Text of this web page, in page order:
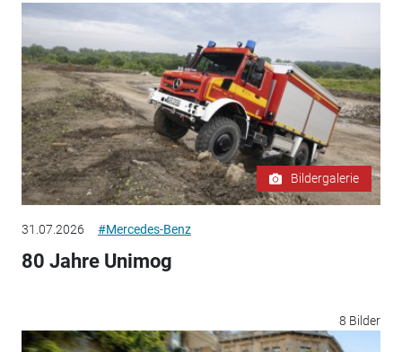
Bildergalerie
31.07.2026 #Mercedes-Benz
80 Jahre Unimog
8 Bilder